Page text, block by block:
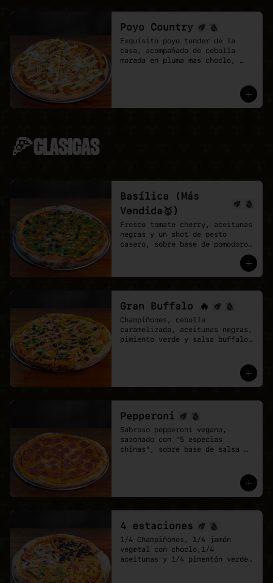
Poyo Country
Exquisito poyo tender de la
casa, acompañado de cebolla
morada en pluma mas choclo,
🍕CLASICAS
Basílica (Más
Vendida🥇)
Fresco tomate cherry, aceitunas
negras y un shot de pesto
casero, sobre base de pomodoro
Gran Buffalo 🔥
Champiñones, cebolla
caramelizada, aceitunas negras,
pimiento verde y salsa buffalo
Pepperoni
Sabroso pepperoni vegano,
sazonado con "5 especias
chinas", sobre base de salsa
4 estaciones
1/4 Champiñones, 1/4 jamón
vegetal con choclo,1/4
aceitunas y 1/4 pimentón verde